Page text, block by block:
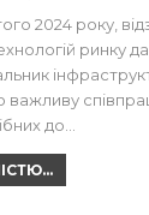
2024 року,
ринку
важливу
до…